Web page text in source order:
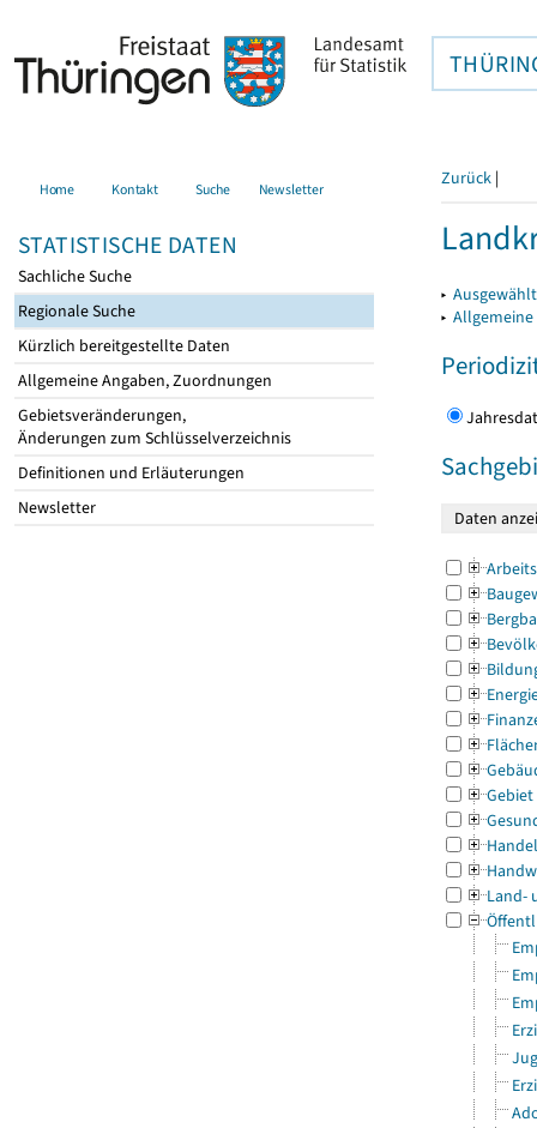
Home Kontakt Suche Newsletter
STATISTISCHE DATEN
Sachliche Suche
Regionale Suche
Kürzlich bereitgestellte Daten
Allgemeine Angaben, Zuordnungen
Gebietsveränderungen,
Änderungen zum Schlüsselverzeichnis
Definitionen und Erläuterungen
Newsletter
Zurück |
▸
▸
Gebiet
Land-